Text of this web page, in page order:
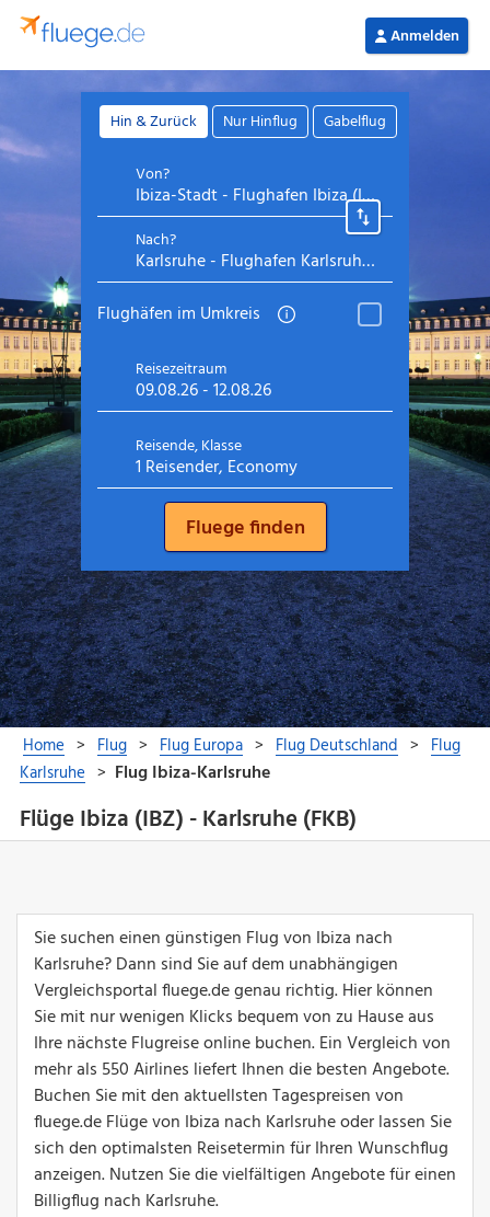
Flüge Ibiza (IBZ) - Karlsruhe (FKB)
Sie suchen einen günstigen Flug von Ibiza nach
Karlsruhe? Dann sind Sie auf dem unabhängigen
Vergleichsportal fluege.de genau richtig. Hier können
Sie mit nur wenigen Klicks bequem von zu Hause aus
Ihre nächste Flugreise online buchen. Ein Vergleich von
mehr als 550 Airlines liefert Ihnen die besten Angebote.
Buchen Sie mit den aktuellsten Tagespreisen von
fluege.de Flüge von Ibiza nach Karlsruhe oder lassen Sie
sich den optimalsten Reisetermin für Ihren Wunschflug
anzeigen. Nutzen Sie die vielfältigen Angebote für einen
Billigflug nach Karlsruhe.